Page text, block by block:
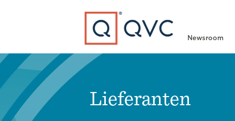
Newsroom
Type to search
Lieferanten